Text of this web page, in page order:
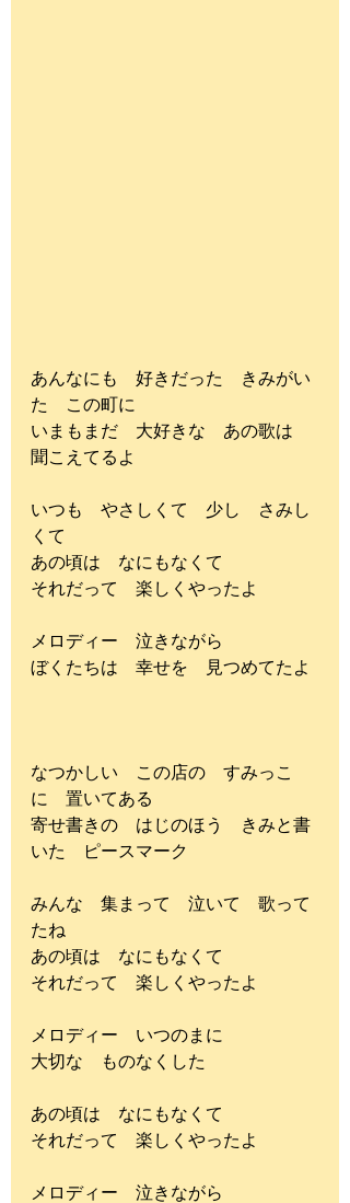
あんなにも　好きだった　きみがい
た　この町に
いまもまだ　大好きな　あの歌は
聞こえてるよ
いつも　やさしくて　少し　さみし
くて
あの頃は　なにもなくて
それだって　楽しくやったよ
メロディー　泣きながら
ぼくたちは　幸せを　見つめてたよ
なつかしい　この店の　すみっこ
に　置いてある
寄せ書きの　はじのほう　きみと書
いた　ピースマーク
みんな　集まって　泣いて　歌って
たね
あの頃は　なにもなくて
それだって　楽しくやったよ
メロディー　いつのまに
大切な　ものなくした
あの頃は　なにもなくて
それだって　楽しくやったよ
メロディー　泣きながら